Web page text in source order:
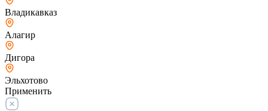
Владикавказ
Алагир
Дигора
Эльхотово
Применить